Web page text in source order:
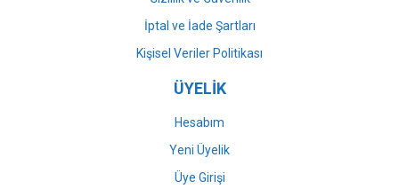
İptal ve İade Şartları
Kişisel Veriler Politikası
ÜYELİK
Hesabım
Yeni Üyelik
Üye Girişi